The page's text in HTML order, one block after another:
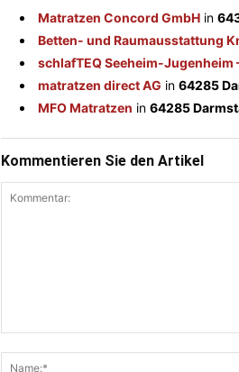
Matratzen Concord GmbH in
Betten- und Raumausstattung
schlafTEQ Seeheim-
matratzen direct AG in 64285
MFO Matratzen in 64285
Kommentieren Sie den Artikel